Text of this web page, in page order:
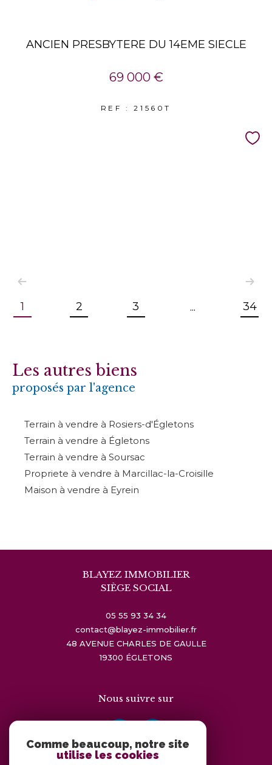
ANCIEN PRESBYTERE DU 14EME SIECLE
69 000 €
REF : 21560T
1 2 3 ... 34
Les autres biens
proposés par l'agence
Terrain à vendre à Rosiers-d'Égletons
Terrain à vendre à Égletons
Terrain à vendre à Soursac
Propriete à vendre à Marcillac-la-Croisille
Maison à vendre à Eyrein
BLAYEZ IMMOBILIER
SIÈGE SOCIAL
05 55 93 34 34
contact@blayez-immobilier.fr
48 AVENUE CHARLES DE GAULLE
19300
ÉGLETONS
Nous suivre sur
Comme beaucoup, notre site
utilise les cookies